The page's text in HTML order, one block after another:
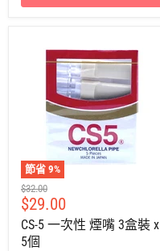
節省 9%
建
議
零
售
價
$32.00
售
價
$29.00
CS-5 一次性 煙嘴 3盒裝 x
5個